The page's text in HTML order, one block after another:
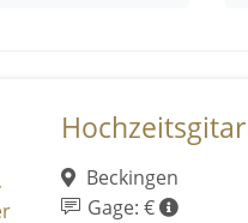
Beckingen
Gage: €